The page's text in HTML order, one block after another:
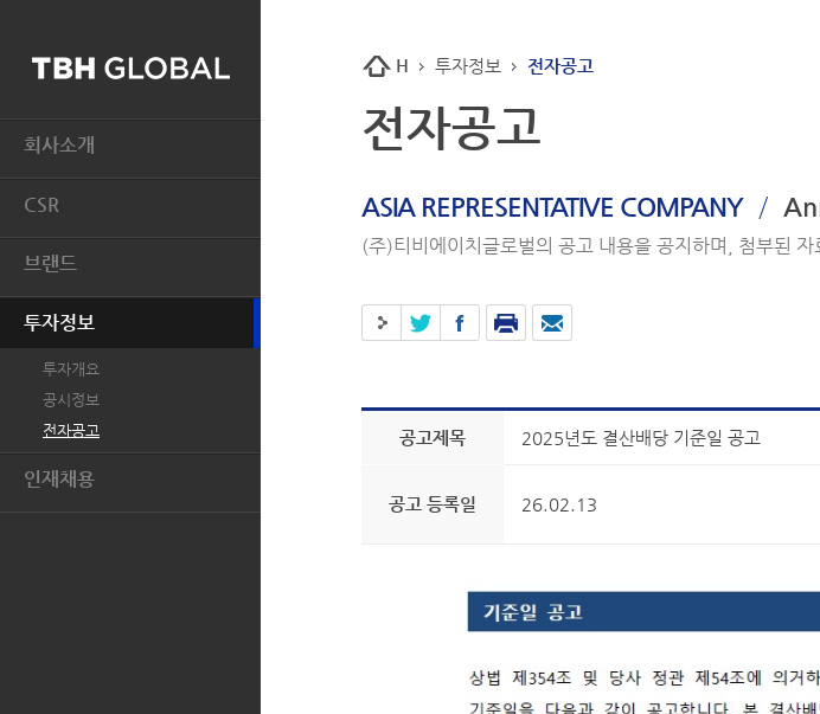
회사소개
경영이념
오시는 길
CSR
개요
환경
지역사회와의 상생
톡.코리아
브랜드
BASIC HOUSE
JUCY JUDY
AQUASCUTUM
투자정보
투자개요
공시정보
전자공고
인재채용
H 투자정보 전자공고
전자공고
ASIA REPRESENTATIVE COMPANY /
(주)티비에이치글로벌의 공고 내용을 공지하며, 첨부된
공고제목 2025년도 결산배당 기준일 공고
공고 등록일 26.02.13